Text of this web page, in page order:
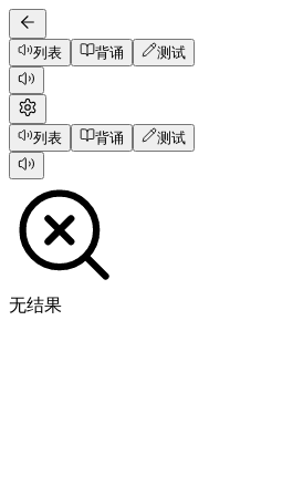
列表 背诵 测试
列表 背诵 测试
无结果